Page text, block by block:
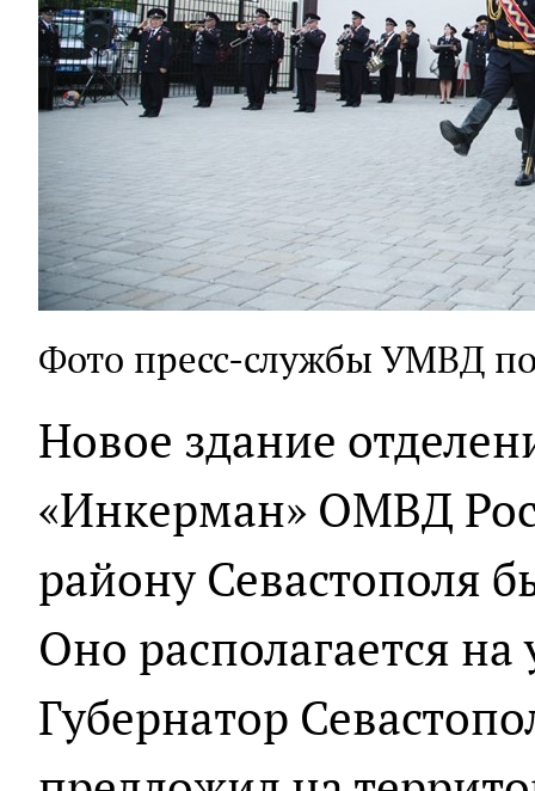
Фото пресс-службы УМВД
Новое здание
«Инкерман» ОМВД
району Севастополя
Оно располагается
Губернатор